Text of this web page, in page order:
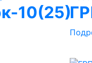
10(25)